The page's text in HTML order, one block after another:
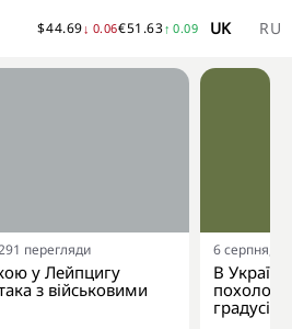
$44.69↓ 0.06€51.63↑ 0.09 UK RU
перегляди
у Лейпцигу
з військовими
6 серпня,
В
градусів